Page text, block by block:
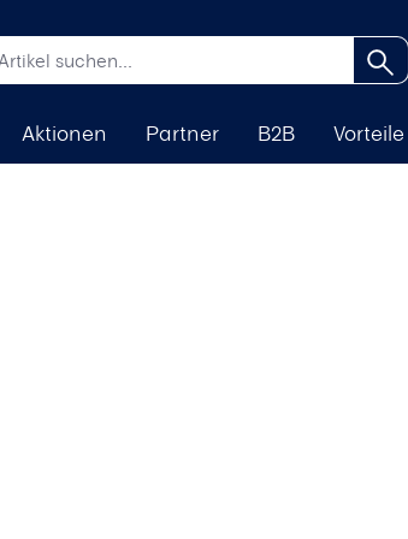
Aktionen Partner B2B Vorteile